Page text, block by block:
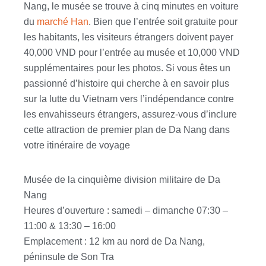
Nang, le musée se trouve à cinq minutes en voiture
du marché Han. Bien que l’entrée soit gratuite pour
les habitants, les visiteurs étrangers doivent payer
40,000 VND pour l’entrée au musée et 10,000 VND
supplémentaires pour les photos. Si vous êtes un
passionné d’histoire qui cherche à en savoir plus
sur la lutte du Vietnam vers l’indépendance contre
les envahisseurs étrangers, assurez-vous d’inclure
cette attraction de premier plan de Da Nang dans
votre itinéraire de voyage
Musée de la cinquième division militaire de Da
Nang
Heures d’ouverture : samedi – dimanche 07:30 –
11:00 & 13:30 – 16:00
Emplacement: 12 km au nord de Da Nang,
péninsule de Son Tra